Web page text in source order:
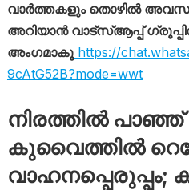
വാർത്തകളും തൊഴിൽ
അറിയാൻ വാട്സ്ആപ്പ്
അംഗമാകൂhttps://
9cAtG52B?mode=wwt
നിരത്തിൽ
കുവൈത്തിൽ